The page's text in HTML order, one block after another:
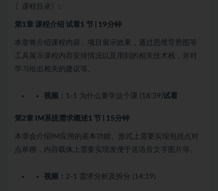
〖课程目录〗:
第1章 课程介绍 试看1 节 | 19分钟
本章将介绍课程内容、项目展示效果，通过思维导势图等
工具展示课程内容安排情况以及用到的相关技术栈，并对
学习给出相关的建议等。
视频： 1-1 为什么要学这个课 (18:39)试看
第2章 IM系统需求概述1 节 | 15分钟
本章会介绍IM应用的基本功能。形式上需要实现包括点对
点单聊，内容载体上需要实现发便于送语音文字图片等。
视频： 2-1 需求分析及拆分 (14:19)